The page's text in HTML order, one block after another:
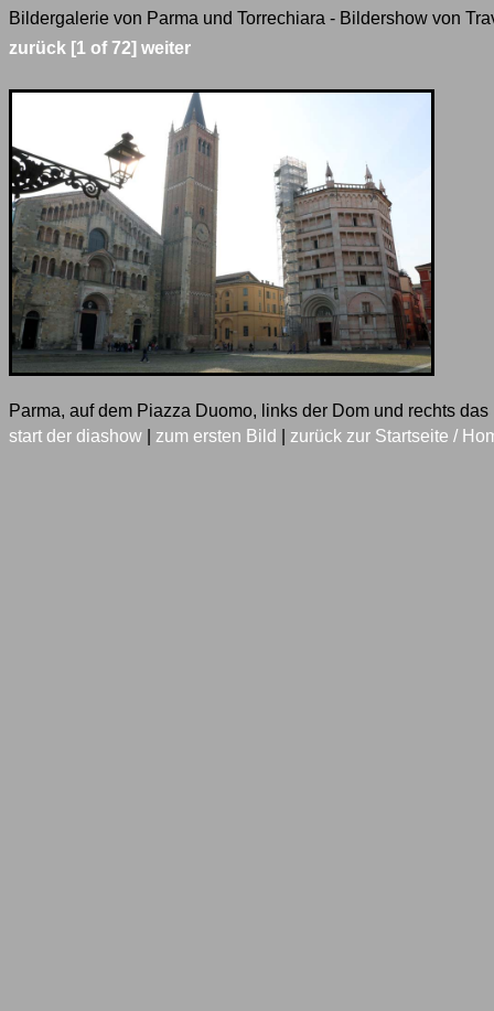
Bildergalerie von Parma und Torrechiara - Bildershow von
zurück [1 of 72] weiter
Parma, auf dem Piazza Duomo, links der Dom und rechts
start der diashow
zum ersten Bild zurück zur Startseite /